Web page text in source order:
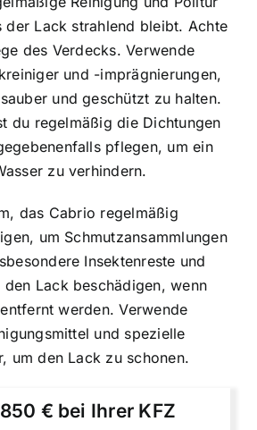
der Lack strahlend bleibt. Achte
des Verdecks. Verwende
und -imprägnierungen,
und geschützt zu halten.
du regelmäßig die Dichtungen
pflegen, um ein
zu verhindern.
das Cabrio regelmäßig
um Schmutzansammlungen
Insektenreste und
Lack beschädigen, wenn
werden. Verwende
und spezielle
um den Lack zu schonen.
€ bei Ihrer KFZ